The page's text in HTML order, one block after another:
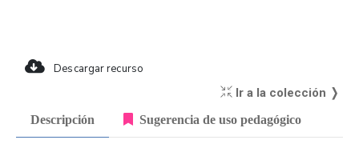
Descargar recurso
Ir a la colección ❭
Descripción Sugerencia de uso pedagógico